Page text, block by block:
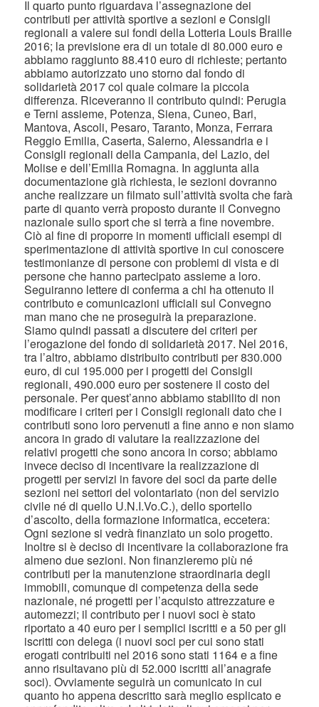
Il quarto punto riguardava l’assegnazione dei
contributi per attività sportive a sezioni e Consigli
regionali a valere sui fondi della Lotteria Louis Braille
2016; la previsione era di un totale di 80.000 euro e
abbiamo raggiunto 88.410 euro di richieste; pertanto
abbiamo autorizzato uno storno dal fondo di
solidarietà 2017 col quale colmare la piccola
differenza. Riceveranno il contributo quindi: Perugia
e Terni assieme, Potenza, Siena, Cuneo, Bari,
Mantova, Ascoli, Pesaro, Taranto, Monza, Ferrara
Reggio Emilia, Caserta, Salerno, Alessandria e i
Consigli regionali della Campania, del Lazio, del
Molise e dell’Emilia Romagna. In aggiunta alla
documentazione già richiesta, le sezioni dovranno
anche realizzare un filmato sull’attività svolta che farà
parte di quanto verrà proposto durante il Convegno
nazionale sullo sport che si terrà a fine novembre.
Ciò al fine di proporre in momenti ufficiali esempi di
sperimentazione di attività sportive in cui conoscere
testimonianze di persone con problemi di vista e di
persone che hanno partecipato assieme a loro.
Seguiranno lettere di conferma a chi ha ottenuto il
contributo e comunicazioni ufficiali sul Convegno
man mano che ne proseguirà la preparazione.
Siamo quindi passati a discutere dei criteri per
l’erogazione del fondo di solidarietà 2017. Nel 2016,
tra l’altro, abbiamo distribuito contributi per 830.000
euro, di cui 195.000 per i progetti dei Consigli
regionali, 490.000 euro per sostenere il costo del
personale. Per quest’anno abbiamo stabilito di non
modificare i criteri per i Consigli regionali dato che i
contributi sono loro pervenuti a fine anno e non siamo
ancora in grado di valutare la realizzazione dei
relativi progetti che sono ancora in corso; abbiamo
invece deciso di incentivare la realizzazione di
progetti per servizi in favore dei soci da parte delle
sezioni nei settori del volontariato (non del servizio
civile né di quello U.N.I.Vo.C.), dello sportello
d’ascolto, della formazione informatica, eccetera:
Ogni sezione si vedrà finanziato un solo progetto.
Inoltre si è deciso di incentivare la collaborazione fra
almeno due sezioni. Non finanzieremo più né
contributi per la manutenzione straordinaria degli
immobili, comunque di competenza della sede
nazionale, né progetti per l’acquisto attrezzature e
automezzi; il contributo per i nuovi soci è stato
riportato a 40 euro per i semplici iscritti e a 50 per gli
iscritti con delega (i nuovi soci per cui sono stati
erogati contribuiti nel 2016 sono stati 1164 e a fine
anno risultavano più di 52.000 iscritti all’anagrafe
soci). Ovviamente seguirà un comunicato in cui
quanto ho appena descritto sarà meglio esplicato e